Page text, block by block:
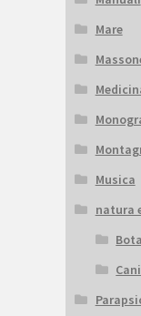
Mare
Musica
natura
Cani